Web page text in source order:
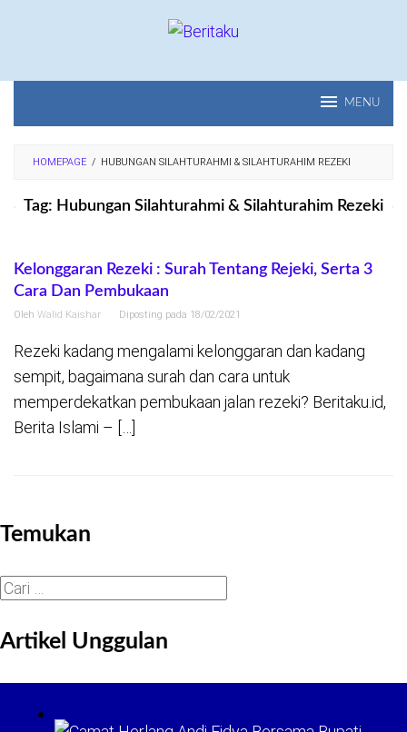
MENU
HOMEPAGE / HUBUNGAN SILAHTURAHMI & SILAHTURAHIM REZEKI
Tag: Hubungan Silahturahmi & Silahturahim Rezeki
Kelonggaran Rezeki : Surah Tentang Rejeki, Serta 3
Cara Dan Pembukaan
Oleh Walid Kaishar Diposting pada 18/02/2021
Rezeki kadang mengalami kelonggaran dan kadang
sempit, bagaimana surah dan cara untuk
memperdekatkan pembukaan jalan rezeki? Beritaku.id,
Berita Islami – […]
Temukan
Cari
Artikel Unggulan